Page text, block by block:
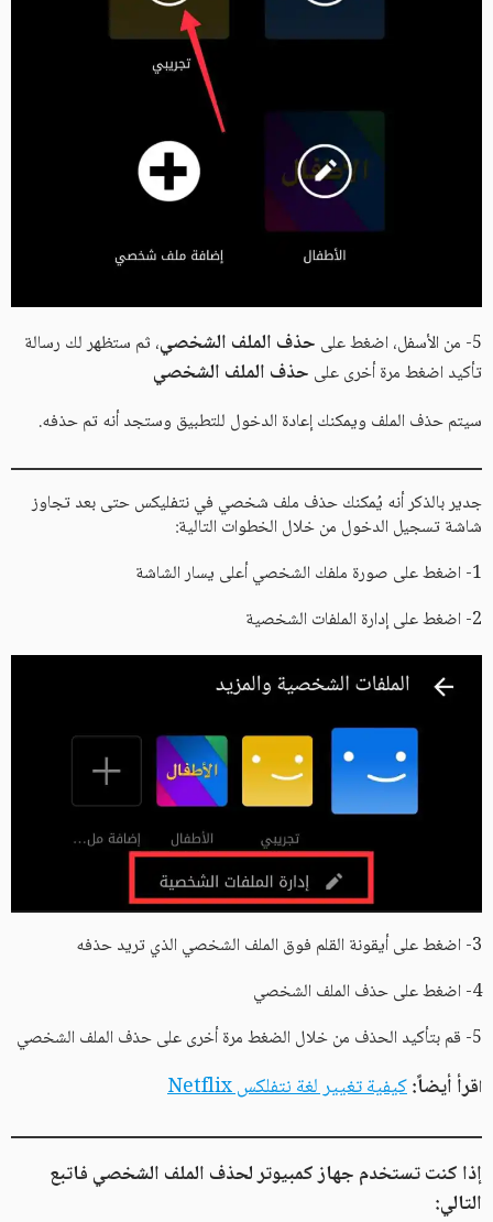
5- من الأسفل، اضغط على حذف الملف الشخصي، ثم ستظهر لك رسالة
تأكيد اضغط مرة أخرى على حذف الملف الشخصي
سيتم حذف الملف ويمكنك إعادة الدخول للتطبيق وستجد أنه تم حذفه.
جدير بالذكر أنه يُمكنك حذف ملف شخصي في نتفليكس حتى بعد تجاوز
شاشة تسجيل الدخول من خلال الخطوات التالية:
1- اضغط على صورة ملفك الشخصي أعلى يسار الشاشة
2- اضغط على إدارة الملفات الشخصية
3- اضغط على أيقونة القلم فوق الملف الشخصي الذي تريد حذفه
4- اضغط على حذف الملف الشخصي
5- قم بتأكيد الحذف من خلال الضغط مرة أخرى على حذف الملف الشخصي
اقرأ أيضاً:كيفية تغيير لغة نتفلكس Netflix
إذا كنت تستخدم جهاز كمبيوتر لحذف الملف الشخصي فاتبع
التالي: